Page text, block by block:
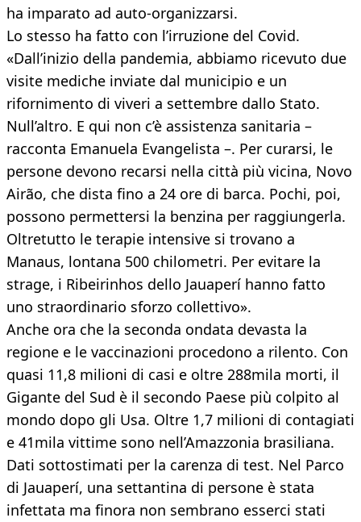
ha imparato ad auto-organizzarsi.
Lo stesso ha fatto con l’irruzione del Covid.
«Dall’inizio della pandemia, abbiamo ricevuto due
visite mediche inviate dal municipio e un
rifornimento di viveri a settembre dallo Stato.
Null’altro. E qui non c’è assistenza sanitaria –
racconta Emanuela Evangelista –. Per curarsi, le
persone devono recarsi nella città più vicina, Novo
Airão, che dista fino a 24 ore di barca. Pochi, poi,
possono permettersi la benzina per raggiungerla.
Oltretutto le terapie intensive si trovano a
Manaus, lontana 500 chilometri. Per evitare la
strage, i Ribeirinhos dello Jauaperí hanno fatto
uno straordinario sforzo collettivo».
Anche ora che la seconda ondata devasta la
regione e le vaccinazioni procedono a rilento. Con
quasi 11,8 milioni di casi e oltre 288mila morti, il
Gigante del Sud è il secondo Paese più colpito al
mondo dopo gli Usa. Oltre 1,7 milioni di contagiati
e 41mila vittime sono nell’Amazzonia brasiliana.
Dati sottostimati per la carenza di test. Nel Parco
di Jauaperí, una settantina di persone è stata
infettata ma finora non sembrano esserci stati